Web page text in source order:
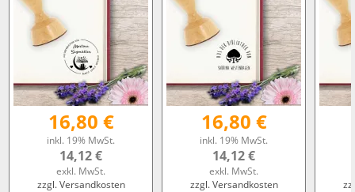
16,80 €
inkl. 19% MwSt.
14,12 €
exkl. MwSt.
zzgl. Versandkosten
16,80 €
inkl. 19% MwSt.
14,12 €
exkl. MwSt.
zzgl. Versandkosten